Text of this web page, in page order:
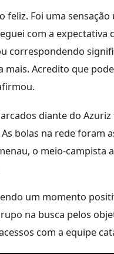
feliz. Foi uma
com a
correspondendo
mais. Acredito que
diante do
As bolas na rede foram
o meio-campista
um momento
na busca pelos
com a equipe